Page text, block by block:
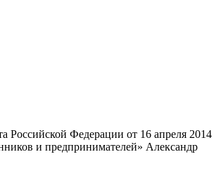
Российской Федерации от 16 апреля 2014
и предпринимателей» Александр